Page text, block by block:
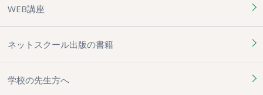
WEB講座
ネットスクール出版の書籍
学校の先生方へ